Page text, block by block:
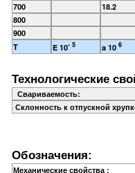
700
18.2
800
900
T
E 10- 5 a 10 6
Технологические
Свариваемость:
Склонность к отпускной
Обозначения:
Механические свойства :